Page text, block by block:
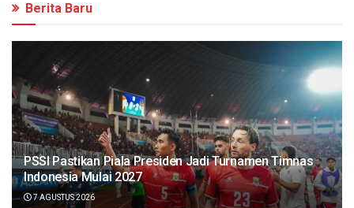
Berita Baru
PSSI Pastikan Piala Presiden Jadi Turnamen Timnas
Indonesia Mulai 2027
7 AGUSTUS 2026